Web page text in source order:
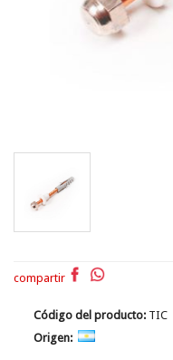
compartir
Código del producto: TIC
Origen: